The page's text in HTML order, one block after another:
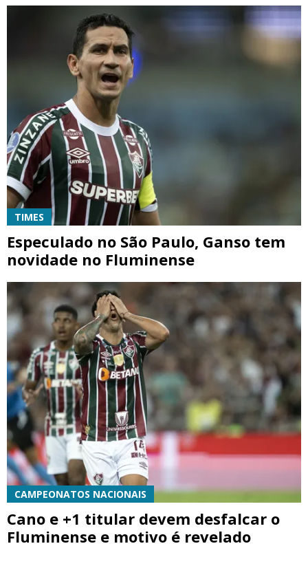
TIMES
Especulado no São Paulo, Ganso tem
novidade no Fluminense
CAMPEONATOS NACIONAIS
Cano e +1 titular devem desfalcar o
Fluminense e motivo é revelado